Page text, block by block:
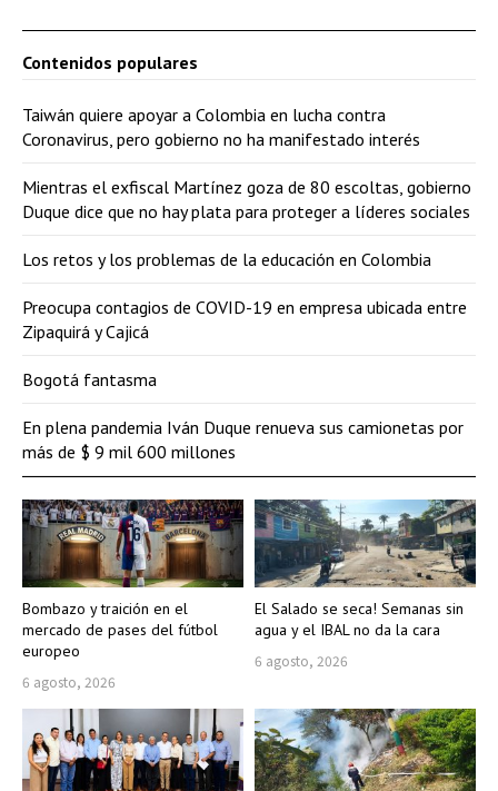
Bombazo y traición en el
mercado de pases del fútbol
europeo
6 agosto, 2026
El Salado se seca! Semanas sin
agua y el IBAL no da la cara
6 agosto, 2026
Contenidos populares
Taiwán quiere apoyar a Colombia en lucha contra
Coronavirus, pero gobierno no ha manifestado interés
Mientras el exfiscal Martínez goza de 80 escoltas, gobierno
Duque dice que no hay plata para proteger a líderes sociales
Los retos y los problemas de la educación en Colombia
Preocupa contagios de COVID-19 en empresa ubicada entre
Zipaquirá y Cajicá
Bogotá fantasma
En plena pandemia Iván Duque renueva sus camionetas por
más de $ 9 mil 600 millones